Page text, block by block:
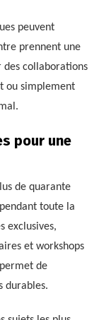
peuvent
prennent une
collaborations
ou simplement
pour une
de quarante
toute la
exclusives,
et workshops
de
durables.